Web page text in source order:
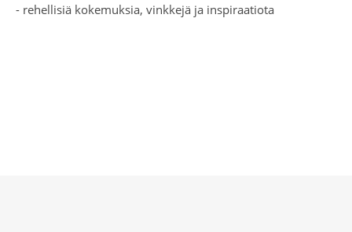
- rehellisiä kokemuksia, vinkkejä ja inspiraatiota